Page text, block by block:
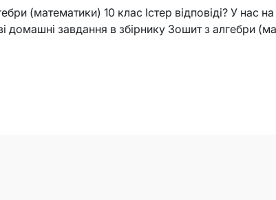
(математики) 10 клас Істер відповіді? У нас
домашні завдання в збірнику Зошит з алгебри